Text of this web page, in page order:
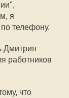
я
телефону.
Дмитрия
работников
что